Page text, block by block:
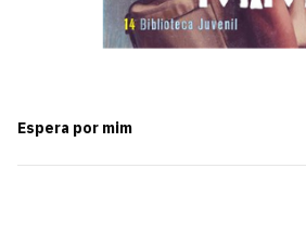
Espera por mim